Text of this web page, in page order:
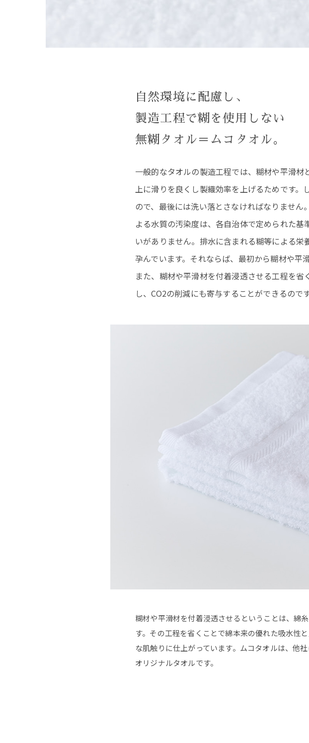
自然環境に配慮し、
製造工程で糊を使用しない
無糊タオル＝ムコタオル。
一般的なタオルの製造工程では、糊材や平滑
上に滑りを良くし製織効率を上げるためです
ので、最後には洗い落とさなければなりませ
よる水質の汚染度は、各自治体で定められた
いがありません。排水に含まれる糊等による
孕んでいます。それならば、最初から糊材や平
また、糊材や平滑材を付着浸透させる工程を
し、CO2の削減にも寄与することができるのです
糊材や平滑材を付着浸透させるということは、綿
す。その工程を省くことで綿本来の優れた吸水性
な肌触りに仕上がっています。ムコタオルは、他
オリジナルタオルです。